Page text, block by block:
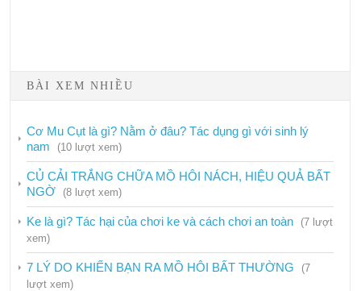
Phòng chống HIV/AIDS
Hướng dẫn
Phòng chống ma túy
Tiêm truyền an toàn
BÀI XEM NHIỀU
Cơ Mu Cụt là gì? Nằm ở đâu? Tác dụng gì với sinh lý
nam
(10 lượt xem)
CỦ CẢI TRẮNG CHỮA MỒ HÔI NÁCH, HIỆU QUẢ BẤT
NGỜ
(8 lượt xem)
Ke là gì? Tác hại của chơi ke và cách chơi an toàn
(7 lượt
xem)
7 LÝ DO KHIẾN BẠN RA MỒ HÔI BẤT THƯỜNG
(7
lượt xem)